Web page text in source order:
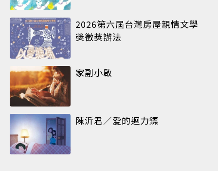
2026第六屆台灣房屋親情文學
獎徵獎辦法
家副小啟
陳沂君／愛的迴力鏢